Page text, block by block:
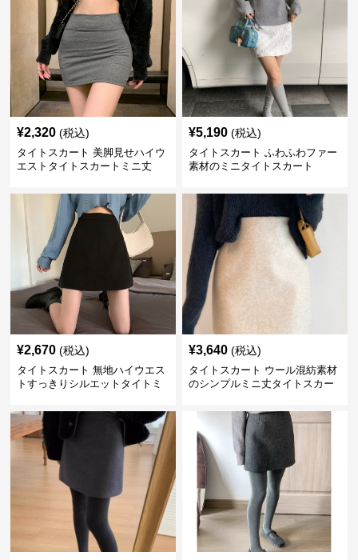
¥2,320 (税込)
タイトスカート 美脚見せハイウ
エストタイトスカートミニ丈
¥5,190 (税込)
タイトスカート ふわふわファー
素材のミニタイトスカート
¥2,670 (税込)
タイトスカート 無地ハイウエス
トすっきりシルエットタイトミ
¥3,640 (税込)
タイトスカート ウール混紡素材
のシンプルミニ丈タイトスカー